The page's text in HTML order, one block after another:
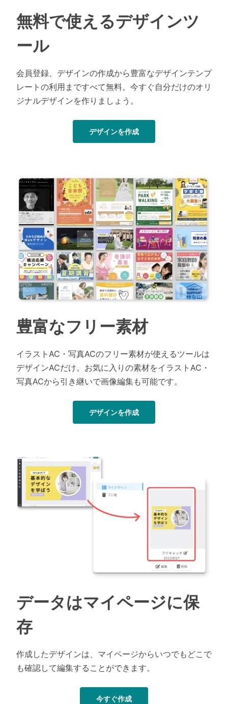
無料で使えるデザインツ
ール
会員登録、デザインの作成から豊富なデザインテンプ
レートの利用まですべて無料。今すぐ自分だけのオリ
ジナルデザインを作りましょう。
デザインを作成
豊富なフリー素材
イラストAC・写真ACのフリー素材が使えるツールは
デザインACだけ。お気に入りの素材をイラストAC・
写真ACから引き継いで画像編集も可能です。
デザインを作成
データはマイページに保
存
作成したデザインは、マイページからいつでもどこで
も確認して編集することができます。
今すぐ作成